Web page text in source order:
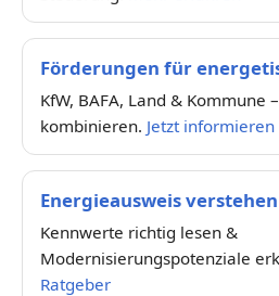
Förderungen für
KfW, BAFA, Land & Kommune
kombinieren. Jetzt informieren
Energieausweis verstehen
Kennwerte richtig lesen &
Modernisierungspotenziale
Ratgeber